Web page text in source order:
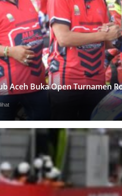
Aceh Buka Open Turnamen